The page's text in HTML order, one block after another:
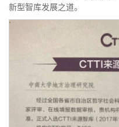
新型智库发展之道。